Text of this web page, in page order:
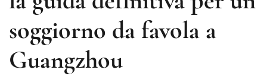
soggiorno da favola a
Guangzhou